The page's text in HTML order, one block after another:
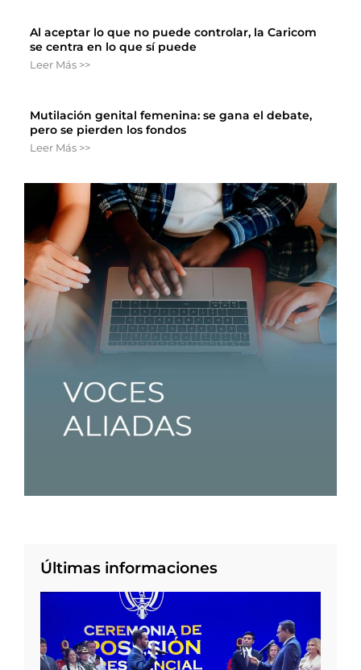
Al aceptar lo que no puede controlar, la Caricom
se centra en lo que sí puede
Leer Más >>
Mutilación genital femenina: se gana el debate,
pero se pierden los fondos
Leer Más >>
Últimas informaciones